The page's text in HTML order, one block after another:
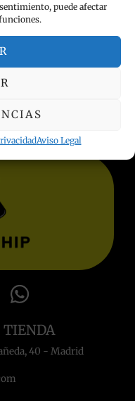
puede afectar
Aviso Legal
TIENDA
40 - Madrid